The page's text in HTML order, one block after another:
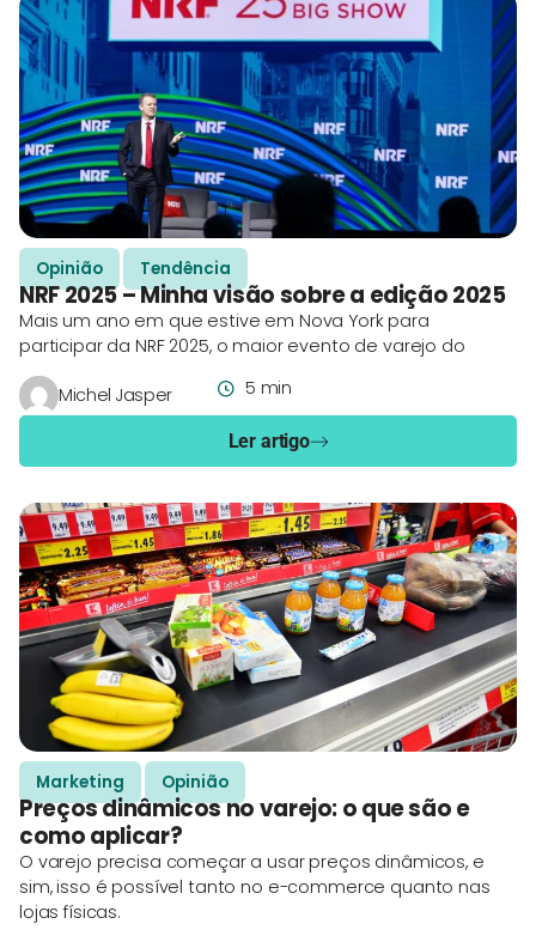
Opinião Tendência
NRF 2025 – Minha visão sobre a edição 2025
Mais um ano em que estive em Nova York para
participar da NRF 2025, o maior evento de varejo do
Michel Jasper 5 min
Ler artigo
Marketing Opinião
Preços dinâmicos no varejo: o que são e
como aplicar?
O varejo precisa começar a usar preços dinâmicos, e
sim, isso é possível tanto no e-commerce quanto nas
lojas físicas.